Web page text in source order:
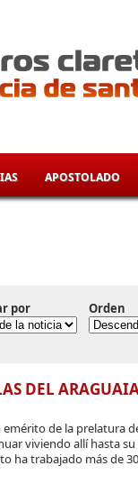
APOSTOLADO
por Orden
DEL
de la prelatura
viviendo allí hasta
ha trabajado más de